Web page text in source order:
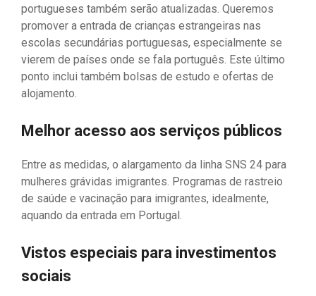
portugueses também serão atualizadas. Queremos
promover a entrada de crianças estrangeiras nas
escolas secundárias portuguesas, especialmente se
vierem de países onde se fala português. Este último
ponto inclui também bolsas de estudo e ofertas de
alojamento.
Melhor acesso aos serviços públicos
Entre as medidas, o alargamento da linha SNS 24 para
mulheres grávidas imigrantes. Programas de rastreio
de saúde e vacinação para imigrantes, idealmente,
aquando da entrada em Portugal.
Vistos especiais para investimentos
sociais